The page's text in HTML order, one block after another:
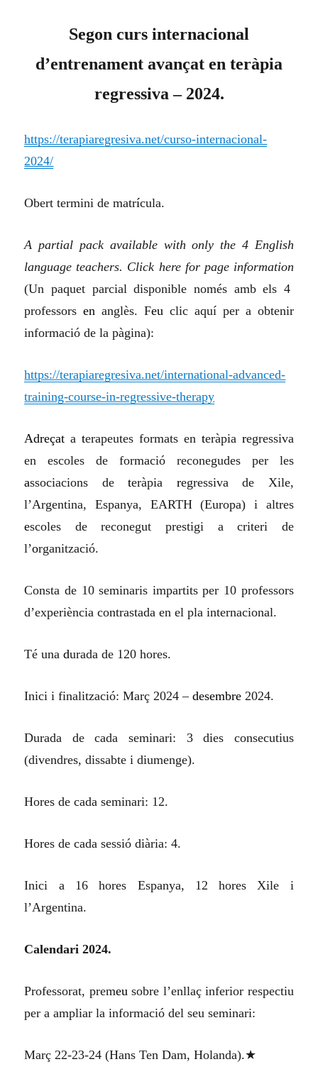
Segon curs internacional
d’entrenament avançat en teràpia
regressiva – 2024.
https://terapiaregresiva.net/curso-internacional-
2024/
Obert termini de matrícula.
A partial pack available with only the 4 English
language teachers. Click here for page information
(Un paquet parcial disponible només amb els 4
professorsenanglès. Feu clic aquí per a obtenir
informació de la pàgina):
https://terapiaregresiva.net/international-advanced-
training-course-in-regressive-therapy
Adreçat aterapeutes formats en teràpia regressiva
en escoles de formació reconegudes per les
associacions deteràpia regressiva de Xile,
l’Argentina, Espanya, EARTH (Europa) i altres
escoles de reconegut prestigi a criteri de
l’organització.
Consta de 10 seminaris impartits per 10 professors
d’experiència contrastada en el pla internacional.
Té unadurada de 120 hores.
Inici i finalització: Març 2024 –desembre 2024.
Durada de cada seminari: 3 dies consecutius
(divendres, dissabte i diumenge).
Hores de cada seminari: 12.
Hores de cada sessió diària: 4.
Inici a 16 hores Espanya, 12 hores Xile i
l’Argentina.
Calendari 2024.
Professorat, premeusobre l’enllaç inferior respectiu
per a ampliar la informació del seu seminari:
Març 22-23-24 (Hans Ten Dam, Holanda).★